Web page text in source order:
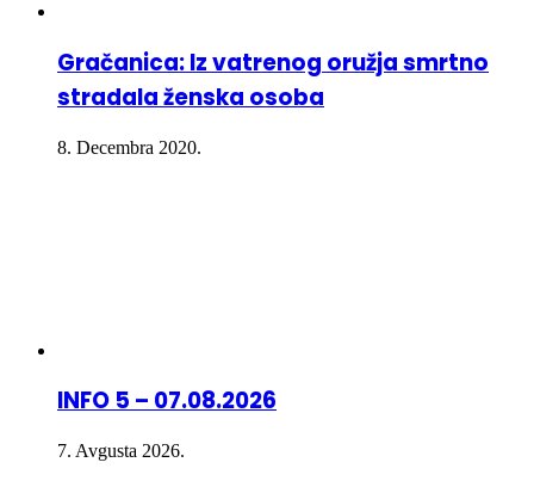
Gračanica: Iz vatrenog oružja smrtno
stradala ženska osoba
8. Decembra 2020.
INFO 5 – 07.08.2026
7. Avgusta 2026.